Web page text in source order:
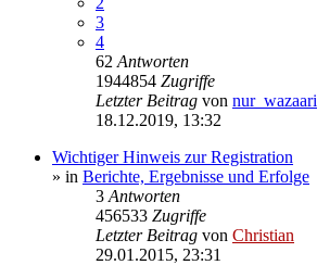
3
4
62 Antworten
1944854 Zugriffe
Letzter Beitrag von nur_wazaari
18.12.2019, 13:32
Wichtiger Hinweis zur Registration
» in Berichte, Ergebnisse und Erfolge
3 Antworten
456533 Zugriffe
Letzter Beitrag von Christian
29.01.2015, 23:31